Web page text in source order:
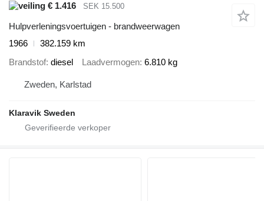
€ 1.416
SEK 15.500
Hulpverleningsvoertuigen - brandweerwagen
1966
382.159 km
Brandstof diesel Laadvermogen 6.810 kg
Zweden, Karlstad
Klaravik Sweden